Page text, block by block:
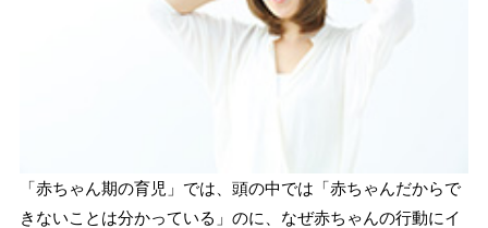
「赤ちゃん期の育児」では、頭の中では「赤ちゃんだからで
きないことは分かっている」のに、なぜ赤ちゃんの行動にイ